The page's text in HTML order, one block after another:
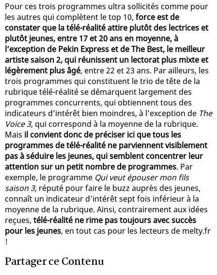
Pour ces trois programmes ultra sollicités comme pour
les autres qui complètent le top 10, force est de
constater que la télé-réalité attire plutôt des lectrices et
plutôt jeunes, entre 17 et 20 ans en moyenne, à
l’exception de Pekin Express et de The Best, le meilleur
artiste saison 2, qui réunissent un lectorat plus mixte et
légèrement plus âgé, entre 22 et 23 ans. Par ailleurs, les
trois programmes qui constituent le trio de tête de la
rubrique télé-réalité se démarquent largement des
programmes concurrents, qui obtiennent tous des
indicateurs d’intérêt bien moindres, à l’exception de The
Voice 3, qui correspond à la moyenne de la rubrique.
Mais il convient donc de préciser ici que tous les
programmes de télé-réalité ne parviennent visiblement
pas à séduire les jeunes, qui semblent concentrer leur
attention sur un petit nombre de programmes. Par
exemple, le programme Qui veut épouser mon fils
saison 3, réputé pour faire le buzz auprès des jeunes,
connaît un indicateur d’intérêt sept fois inférieur à la
moyenne de la rubrique. Ainsi, contrairement aux idées
reçues, télé-réalité ne rime pas toujours avec succès
pour les jeunes, en tout cas pour les lecteurs de melty.fr
!
Partager ce Contenu